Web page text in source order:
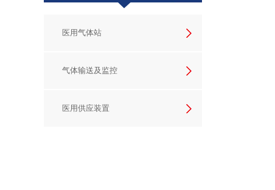
医用气体站
气体输送及监控
医用供应装置